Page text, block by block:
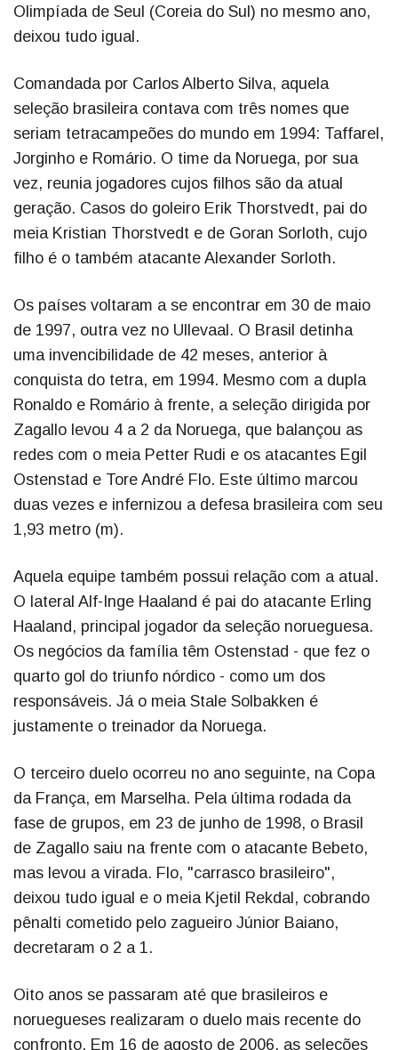
Olimpíada de Seul (Coreia do Sul) no mesmo ano,
deixou tudo igual.
Comandada por Carlos Alberto Silva, aquela
seleção brasileira contava com três nomes que
seriam tetracampeões do mundo em 1994: Taffarel,
Jorginho e Romário. O time da Noruega, por sua
vez, reunia jogadores cujos filhos são da atual
geração. Casos do goleiro Erik Thorstvedt, pai do
meia Kristian Thorstvedt e de Goran Sorloth, cujo
filho é o também atacante Alexander Sorloth.
Os países voltaram a se encontrar em 30 de maio
de 1997, outra vez no Ullevaal. O Brasil detinha
uma invencibilidade de 42 meses, anterior à
conquista do tetra, em 1994. Mesmo com a dupla
Ronaldo e Romário à frente, a seleção dirigida por
Zagallo levou 4 a 2 da Noruega, que balançou as
redes com o meia Petter Rudi e os atacantes Egil
Ostenstad e Tore André Flo. Este último marcou
duas vezes e infernizou a defesa brasileira com seu
1,93 metro (m).
Aquela equipe também possui relação com a atual.
O lateral Alf-Inge Haaland é pai do atacante Erling
Haaland, principal jogador da seleção norueguesa.
Os negócios da família têm Ostenstad - que fez o
quarto gol do triunfo nórdico - como um dos
responsáveis. Já o meia Stale Solbakken é
justamente o treinador da Noruega.
O terceiro duelo ocorreu no ano seguinte, na Copa
da França, em Marselha. Pela última rodada da
fase de grupos, em 23 de junho de 1998, o Brasil
de Zagallo saiu na frente com o atacante Bebeto,
mas levou a virada. Flo, "carrasco brasileiro",
deixou tudo igual e o meia Kjetil Rekdal, cobrando
pênalti cometido pelo zagueiro Júnior Baiano,
decretaram o 2 a 1.
Oito anos se passaram até que brasileiros e
noruegueses realizaram o duelo mais recente do
confronto. Em 16 de agosto de 2006, as seleções